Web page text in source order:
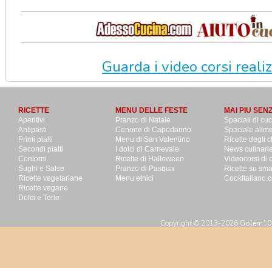
Guarda i video corsi
RICETTE
Aperitivi
Antipasti
Primi piatti
Secondi piatti
Contorni
Sughi e Salse
Ricette vegetariane
Ricette vegane
Dolci e Torte
MENU DELLE FESTE
Pranzo di Natale
Cenone di Capodanno
Menu di San Valentino
I dolci di Carnevale
Ricette di Halloween
Pranzo di Pasqua
Menu etnici
MAI PIU
Speciali di
Speciale
Ricette degli
News
Videocorsi di
Ricette su
Copyright © 2013-2026